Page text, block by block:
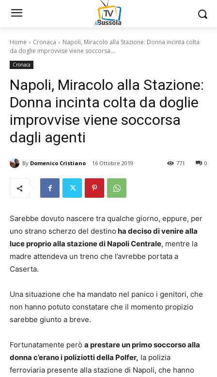
Home Cronaca
Napoli, Miracolo alla Stazione: Donna incinta colta
da doglie improvvise viene soccorsa...
Cronaca
Napoli, Miracolo alla Stazione:
Donna incinta colta da doglie
improvvise viene soccorsa
dagli agenti
By Domenico Cristiano 16 Ottobre 2019 0
771
Sarebbe dovuto nascere tra qualche giorno, eppure, per
uno strano scherzo del destino ha deciso di venire alla
luce proprio alla stazione di Napoli Centrale, mentre la
madre attendeva un treno che l’avrebbe portata a
Caserta.
Una situazione che ha mandato nel panico i genitori, che
non hanno potuto constatare che il momento propizio
sarebbe giunto a breve.
Fortunatamente però a prestare un primo soccorso alla
donna c’erano i poliziotti della Polfer, la polizia
ferroviaria presente alla stazione di Napoli, che hanno